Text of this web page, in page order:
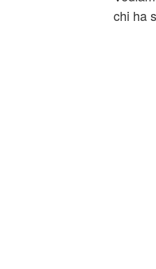
chi ha